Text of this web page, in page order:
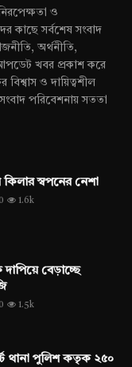
ও
কাছে সর্বশেষ সংবাদ
অর্থনীতি,
খবর প্রকাশ করে
বিশ্বাস ও দায়িত্বশীল
সংবাদ পরিবেশনায় সততা
স্বপনের নেশা
0 1.6k
বেড়াচ্ছে
0 1.5k
থানা পুলিশ কতৃক ২৫০